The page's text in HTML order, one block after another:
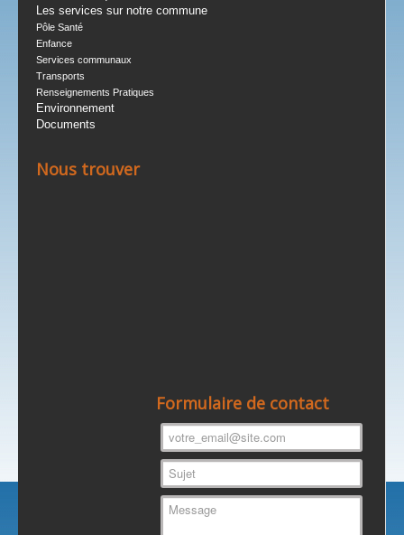
Les services sur notre commune
Pôle Santé
Enfance
Services communaux
Transports
Renseignements Pratiques
Environnement
Documents
Nous trouver
Formulaire de contact